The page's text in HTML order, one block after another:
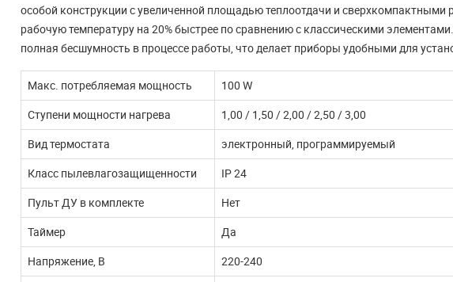
особой конструкции с увеличенной площадью теплоотдачи и
рабочую температуру на 20% быстрее по сравнению с классическими
полная бесшумность в процессе работы, что делает приборы удобными для
Макс. потребляемая мощность
100 W
Ступени мощности нагрева
1,00 / 1,50 / 2,00 / 2,50 / 3,00
Вид термостата
электронный, программируемый
Класс пылевлагозащищенности
IP 24
Пульт ДУ в комплекте
Нет
Таймер
Да
Напряжение, В
220-240